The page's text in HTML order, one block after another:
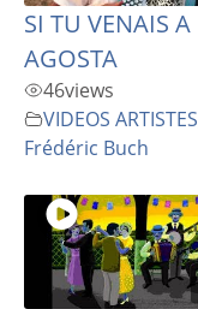
SI TU VENAIS A
AGOSTA
46views
VIDEOS ARTISTES
Frédéric Buch